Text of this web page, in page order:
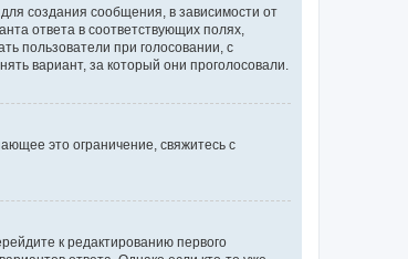
создания сообщения, в зависимости от
ответа в соответствующих полях,
пользователи при голосовании, с
вариант, за который они проголосовали.
это ограничение, свяжитесь с
к редактированию первого